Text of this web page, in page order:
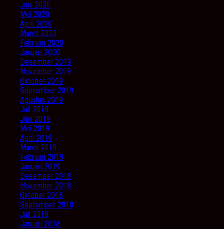
Juni 2020
Mei 2020
April 2020
Maret 2020
Februari 2020
Januari 2020
Desember 2019
November 2019
Oktober 2019
September 2019
Agustus 2019
Juli 2019
Juni 2019
Mei 2019
April 2019
Maret 2019
Februari 2019
Januari 2019
Desember 2018
November 2018
Oktober 2018
September 2018
Juli 2018
Januari 2018